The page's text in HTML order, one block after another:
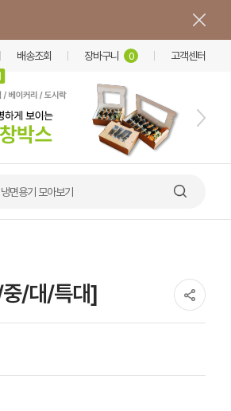
배송조회 장바구니 0 고객센터
밥·비빔밥 가마솥용기
/대/특대]